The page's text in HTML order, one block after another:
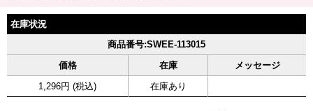
在庫状況
商品番号:SWEE-113015
価格
在庫
メッセージ
1,296円 (税込)
在庫あり